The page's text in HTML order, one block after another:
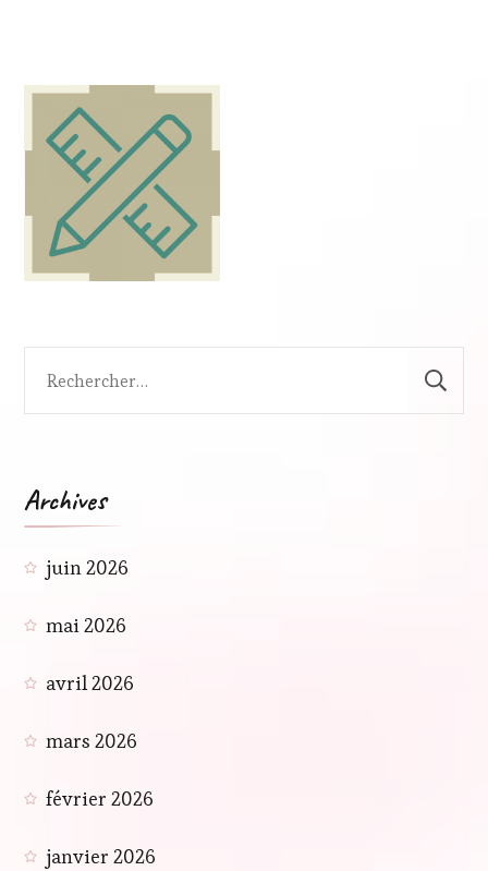
Archives
juin 2026
mai 2026
avril 2026
mars 2026
février 2026
janvier 2026